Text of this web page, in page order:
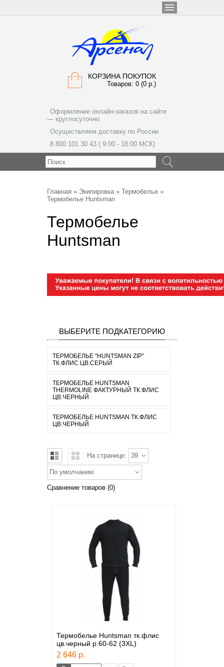
КОРЗИНА ПОКУПОК
Товаров: 0 (0 р.)
Оформление онлайн-заказов на сайте
— круглосуточно
Осуществляем доставку по России
8 800 101 30 43 ( 9:00 - 18:00 МСК)
Главная » Экипировка» Термобелье »
Термобелье Huntsman
Термобелье
Huntsman
ВЫБЕРИТЕ ПОДКАТЕГОРИЮ
ТЕРМОБЕЛЬЕ "HUNTSMAN ZIP"
ТК.ФЛИС ЦВ.СЕРЫЙ
ТЕРМОБЕЛЬЕ HUNTSMAN
THERMOLINE ФАКТУРНЫЙ ТК.ФЛИС
ЦВ.ЧЕРНЫЙ
ТЕРМОБЕЛЬЕ HUNTSMAN ТК.ФЛИС
ЦВ.ЧЕРНЫЙ
На странице: 39
По умолчанию
Сравнение товаров (0)
Термобелье Huntsman тк.флис
цв.черный р.60-62 (3XL)
2 646 р.